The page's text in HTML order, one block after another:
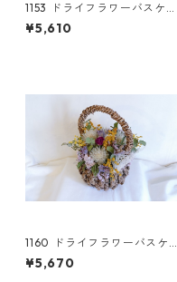
1153 ドライフラワーバスケッ
ト ミモザ
¥5,610
1160 ドライフラワーバスケッ
ト ミモザ
¥5,670